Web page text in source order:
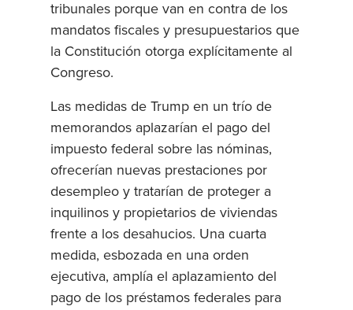
tribunales porque van en contra de los
mandatos fiscales y presupuestarios que
la Constitución otorga explícitamente al
Congreso.
Las medidas de Trump en un trío de
memorandos aplazarían el pago del
impuesto federal sobre las nóminas,
ofrecerían nuevas prestaciones por
desempleo y tratarían de proteger a
inquilinos y propietarios de viviendas
frente a los desahucios. Una cuarta
medida, esbozada en una orden
ejecutiva, amplía el aplazamiento del
pago de los préstamos federales para